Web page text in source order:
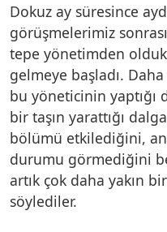
Dokuz ay süresince
görüşmelerimiz
tepe yönetimden
gelmeye başladı.
bu yöneticinin yaptığı
bir taşın yarattığı
bölümü etkilediğini,
durumu görmediğini
artık çok daha yakın
söylediler.